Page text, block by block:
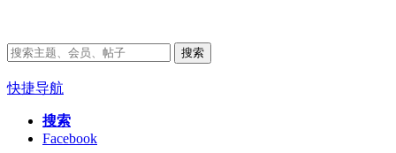
搜索
快捷导航
搜索
Facebook